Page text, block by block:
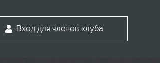
Вход для членов клуба